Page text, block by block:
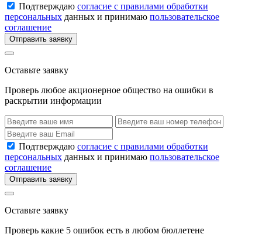
Подтверждаю согласие с правилами обработки
персональных данных и принимаю пользовательское
соглашение
Отправить заявку
Оставьте заявку
Проверь любое акционерное общество на ошибки в
раскрытии информации
Подтверждаю согласие с правилами обработки
персональных данных и принимаю пользовательское
соглашение
Отправить заявку
Оставьте заявку
Проверь какие 5 ошибок есть в любом бюллетене